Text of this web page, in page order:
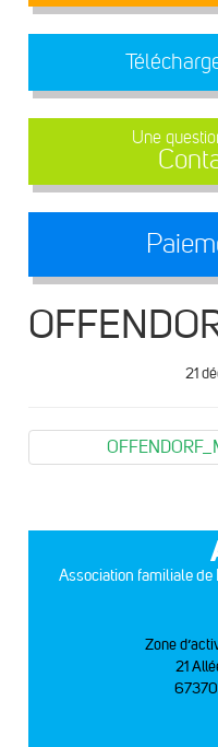
Une
21
Association familiale
Zone
21
67370